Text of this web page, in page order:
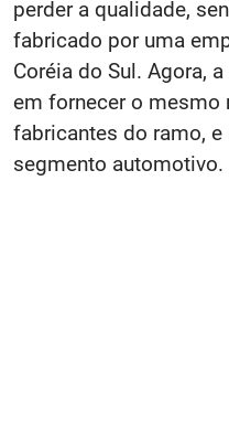
perder a qualidade,
fabricado por uma
Coréia do Sul. Agora,
em fornecer o mesmo
fabricantes do ramo,
segmento automotivo.